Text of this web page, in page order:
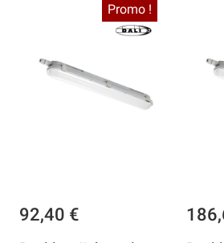
Promo !
92,40 €